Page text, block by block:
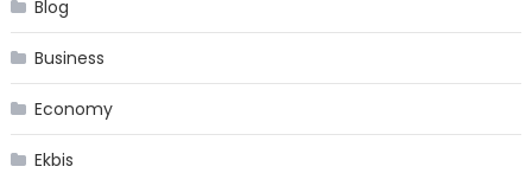
Blog
Business
Economy
Ekbis